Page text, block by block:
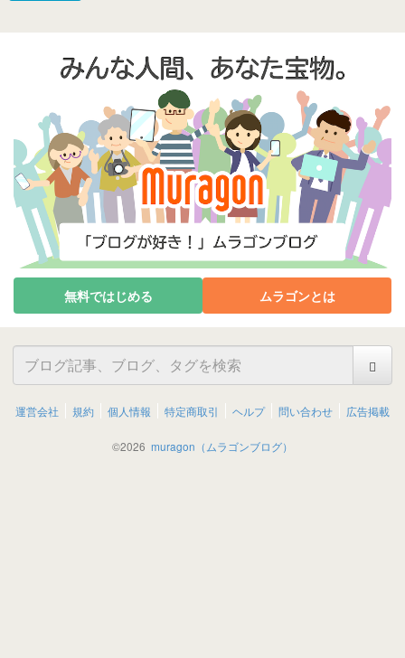
無料ではじめる ムラゴンとは
運営会社 規約 個人情報 特定商取引 ヘルプ 問い合わせ 広告掲載
©2026 muragon（ムラゴンブログ）